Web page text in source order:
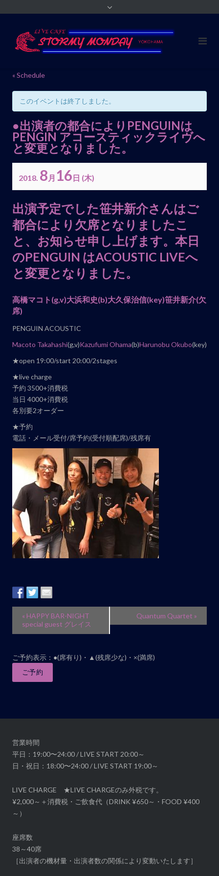
« Schedule
このイベントは終了しました。
●出演者の都合によりPENGUINは
PENGIN アコースティックライヴへ
と変更となりました。
2018. 8 月 16日 (木)
イ
ベ
ン
ト
ナ
ビ
ゲ
ー
シ
ン
出演予定でした笹井新介さんはご
都合により欠席となりましたこ
と、お知らせ申し上げます。本日
のPENGUIN はACOUSTIC LIVEへ
と変更となりました。
高橋マコト (g,v)大浜和史(b)大久保治信(key)笹井新介(欠
席)
PENGUIN ACOUSTIC
Macoto Takahashi(g,v)Kazufumi Ohama(b)Harunobu Okubo(key)
★open 19:00/start 20:00/2stages
★live charge
予約 3500+消費税
当日 4000+消費税
各別要2オーダー
★予約
電話・メール受付/席予約(受付順配席)/残席有
ナ
シ
ン
« HAPPY BAR-NIGHT
special guest グレイス
Quantum Quartet »
ご予約表示：●(席有り)・▲(残席少な)・×(満席)
ご予約
営業時間
平日：19:00〜24:00 / LIVE START 20:00～
日・祝日：18:00〜24:00 / LIVE START 19:00～
LIVE CHARGE ★LIVE CHARGEのみ外税です。
¥2,000～＋消費税・ご飲食代（DRINK ¥650～・FOOD ¥400
～）
座席数
38～40席
［出演者の機材量・出演者数の関係により変動いたします］